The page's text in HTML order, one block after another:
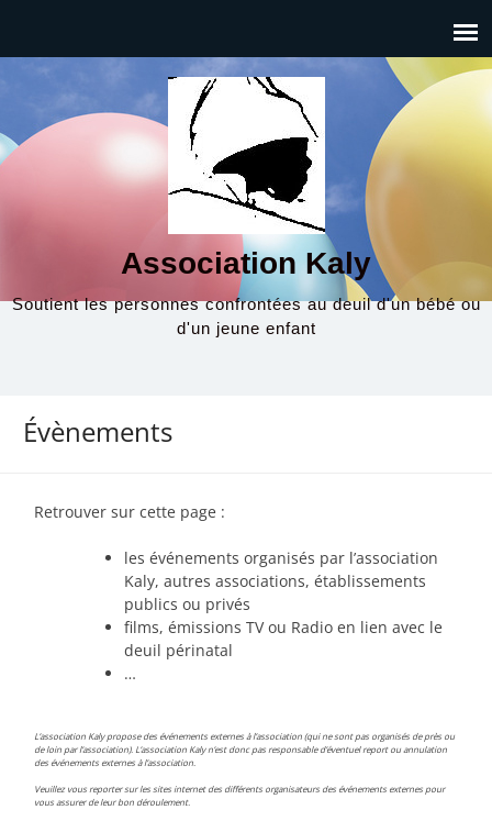
Association Kaly
Soutient les personnes confrontées au deuil d'un bébé ou
d'un jeune enfant
Évènements
Retrouver sur cette page :
les événements organisés par l’association
Kaly, autres associations, établissements
publics ou privés
films, émissions TV ou Radio en lien avec le
deuil périnatal
…
L’association Kaly propose des événements externes à l’association (qui ne sont pas organisés de près ou
de loin par l’association). L’association Kaly n’est donc pas responsable d’éventuel report ou annulation
des événements externes à l’association.
Veuillez vous reporter sur les sites internet des différents organisateurs des événements externes pour
vous assurer de leur bon déroulement.
00:00
04:00